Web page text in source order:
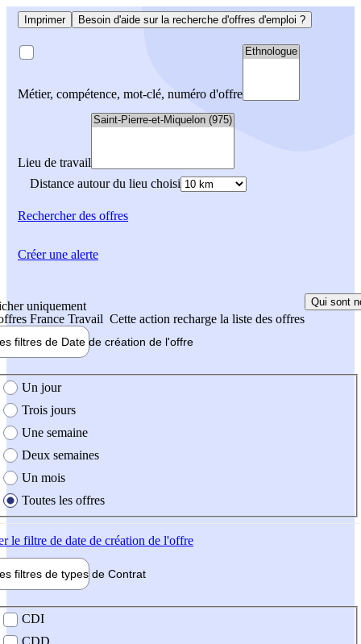
Imprimer Besoin d'aide sur la recherche d'offres d'emploi ?
Métier, compétence, mot-clé, numéro d'offre
Lieu de travail
Distance autour du lieu choisi
Rechercherdes offres
uniquement
France Travail Cette action recharge la liste des offres
Qui sont
filtres de Date de création de l'offre
création de l'offre
Un jour
Trois jours
Une semaine
Deux semaines
Un mois
Toutes les offres
le filtre de date de création de l'offre
filtres de types de Contrat
contrat
CDI
Créer une alerte